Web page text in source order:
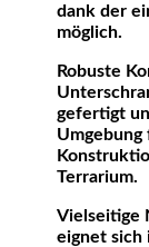
dank der
möglich.
Robuste
gefertigt
Terrarium.
Vielseitige
eignet sich